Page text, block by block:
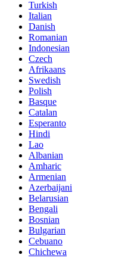
Turkish
Italian
Danish
Romanian
Indonesian
Czech
Afrikaans
Swedish
Polish
Basque
Catalan
Esperanto
Hindi
Lao
Albanian
Amharic
Armenian
Azerbaijani
Belarusian
Bengali
Bosnian
Bulgarian
Cebuano
Chichewa